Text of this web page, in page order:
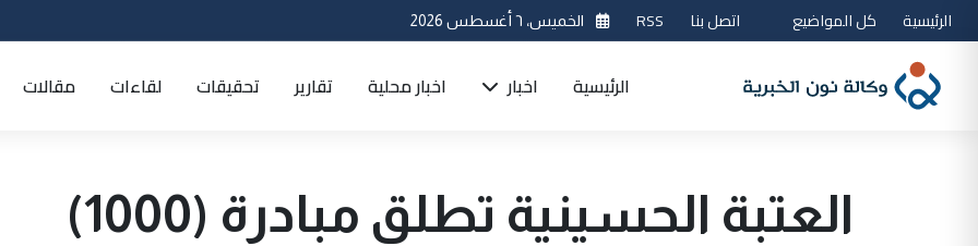
الرئيسية كل المواضيع اتصل بنا RSS الخميس، ٦ أغسطس 2026
الرئيسية اخبار اخبار محلية تقارير تحقيقات لقاءات مقالات
العتبة الحسينية تطلق مبادرة (1000)